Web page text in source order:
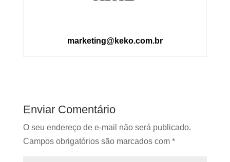
marketing@keko.com.br
Enviar Comentário
O seu endereço de e-mail não será publicado.
Campos obrigatórios são marcados com *